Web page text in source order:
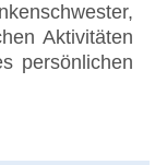
Aktivitäten
persönlichen